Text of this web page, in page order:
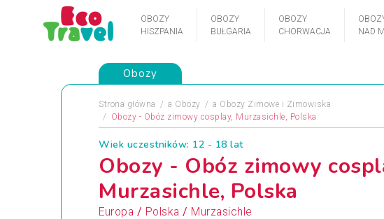
OBOZY
HISZPANIA
OBOZY
BUŁGARIA
OBOZY
CHORWACJA
NAD
Obozy
Strona główna a Obozy a Obozy Zimowe i Zimowiska
Obozy - Obóz zimowy cosplay, Murzasichle, Polska
Wiek uczestników: 12 - 18 lat
Obozy - Obóz zimowy
Murzasichle, Polska
Europa / Polska / Murzasichle